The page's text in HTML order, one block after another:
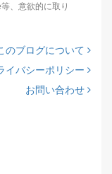
、意欲的に取り
のブログについて
イバシーポリシー
お問い合わせ